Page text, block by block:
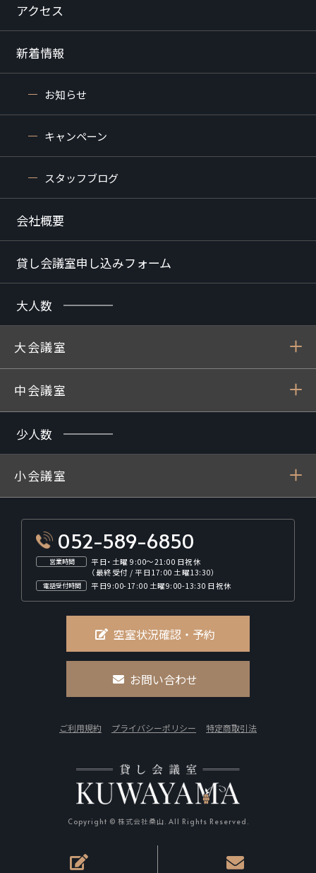
アクセス
新着情報
お知らせ
キャンペーン
スタッフブログ
会社概要
貸し会議室申し込みフォーム
大人数
大会議室
中会議室
少人数
小会議室
052-589-6850
営業時間
平日・土曜 9:00～21:00 日祝休
（最終受付 / 平日17:00 土曜13:30）
電話受付時間 平日9:00-17:00 土曜9:00-13:30 日祝休
空室状況確認・予約
お問い合わせ
ご利用規約 プライバシーポリシー 特定商取引法
Copyright © 株式会社桑山. All Rights Reserved.